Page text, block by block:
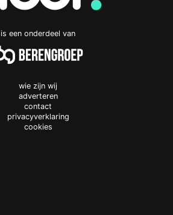
is een onderdeel van
wie zijn wij
adverteren
contact
privacyverklaring
cookies